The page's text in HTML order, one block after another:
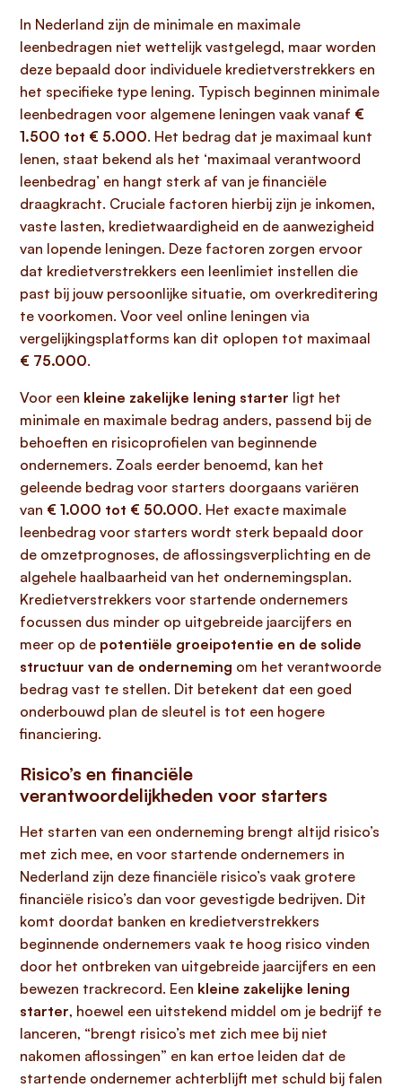
In Nederland zijn de minimale en maximale
leenbedragen niet wettelijk vastgelegd, maar worden
deze bepaald door individuele kredietverstrekkers en
het specifieke type lening. Typisch beginnen minimale
leenbedragen voor algemene leningen vaak vanaf €
1.500 tot € 5.000. Het bedrag dat je maximaal kunt
lenen, staat bekend als het ‘maximaal verantwoord
leenbedrag’ en hangt sterk af van je financiële
draagkracht. Cruciale factoren hierbij zijn je inkomen,
vaste lasten, kredietwaardigheid en de aanwezigheid
van lopende leningen. Deze factoren zorgen ervoor
dat kredietverstrekkers een leenlimiet instellen die
past bij jouw persoonlijke situatie, om overkreditering
te voorkomen. Voor veel online leningen via
vergelijkingsplatforms kan dit oplopen tot maximaal
€ 75.000.
Voor een kleine zakelijke lening starter ligt het
minimale en maximale bedrag anders, passend bij de
behoeften en risicoprofielen van beginnende
ondernemers. Zoals eerder benoemd, kan het
geleende bedrag voor starters doorgaans variëren
van € 1.000 tot € 50.000. Het exacte maximale
leenbedrag voor starters wordt sterk bepaald door
de omzetprognoses, de aflossingsverplichting en de
algehele haalbaarheid van het ondernemingsplan.
Kredietverstrekkers voor startende ondernemers
focussen dus minder op uitgebreide jaarcijfers en
meer op de potentiële groeipotentie en de solide
structuur van de onderneming om het verantwoorde
bedrag vast te stellen. Dit betekent dat een goed
onderbouwd plan de sleutel is tot een hogere
financiering.
Risico’s en financiële
verantwoordelijkheden voor starters
Het starten van een onderneming brengt altijd risico’s
met zich mee, en voor startende ondernemers in
Nederland zijn deze financiële risico’s vaak grotere
financiële risico’s dan voor gevestigde bedrijven. Dit
komt doordat banken en kredietverstrekkers
beginnende ondernemers vaak te hoog risico vinden
door het ontbreken van uitgebreide jaarcijfers en een
bewezen trackrecord. Een kleine zakelijke lening
starter, hoewel een uitstekend middel om je bedrijf te
lanceren, “brengt risico’s met zich mee bij niet
nakomen aflossingen” en kan ertoe leiden dat de
startende ondernemer achterblijft met schuld bij falen